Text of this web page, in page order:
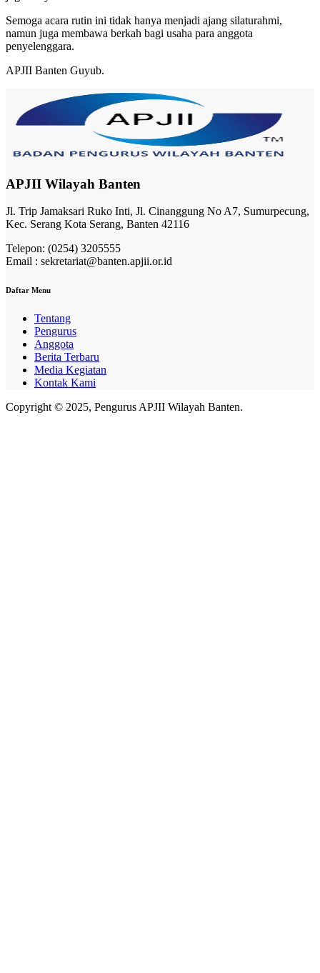
Semoga acara rutin ini tidak hanya menjadi ajang silaturahmi,
namun juga membawa berkah bagi usaha para anggota
penyelenggara.
APJII Banten Guyub.
APJII Wilayah Banten
Jl. Trip Jamaksari Ruko Inti, Jl. Cinanggung No A7, Sumurpecung,
Kec. Serang Kota Serang, Banten 42116
Telepon: (0254) 3205555
Email : sekretariat@banten.apjii.or.id
Daftar Menu
Tentang
Pengurus
Anggota
Berita Terbaru
Media Kegiatan
Kontak Kami
Copyright © 2025, Pengurus APJII Wilayah Banten.